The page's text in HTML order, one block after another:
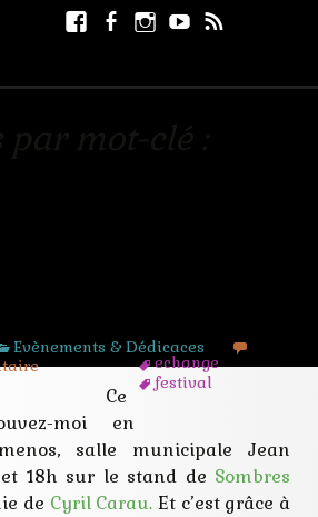
Facebook
Facebook
page
Instagram
Youtube
Evènements & Dédicaces
echange
festival
jeu
rencontre
salon
Ce
moi en
salle municipale Jean
18h sur le stand de Sombres
de Cyril Carau. Et c’est grâce à